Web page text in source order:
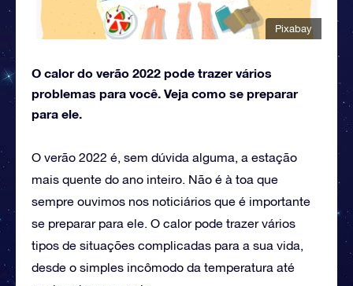
Pixabay
O calor do verão 2022 pode trazer vários
problemas para você. Veja como se preparar
para ele.
O verão 2022 é, sem dúvida alguma, a estação
mais quente do ano inteiro. Não é à toa que
sempre ouvimos nos noticiários que é importante
se preparar para ele. O calor pode trazer vários
tipos de situações complicadas para a sua vida,
desde o simples incômodo da temperatura até